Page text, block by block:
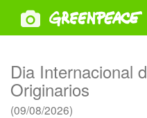
Dia Internacional
Originarios
(09/08/2026)